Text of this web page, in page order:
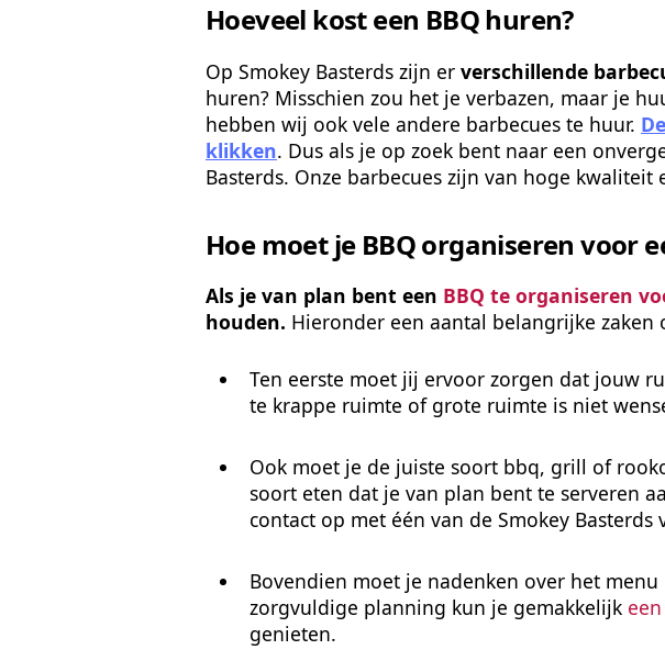
Hoeveel kost een BBQ huren?
Op Smokey Basterds zijn er verschillende
huren? Misschien zou het je verbazen, maar je
hebben wij ook vele andere barbecues te huur.
klikken. Dus als je op zoek bent naar een
Basterds. Onze barbecues zijn van hoge
Hoe moet je BBQ organiseren voor
Als je van plan bent een BBQ te organiseren
houden. Hieronder een aantal belangrijke zaken
Ten eerste moet jij ervoor zorgen dat jouw
te krappe ruimte of grote ruimte is niet
Ook moet je de juiste soort bbq, grill of
soort eten dat je van plan bent te serveren
contact op met één van de Smokey Basterds
Bovendien moet je nadenken over het
zorgvuldige planning kun je gemakkelijk
genieten.